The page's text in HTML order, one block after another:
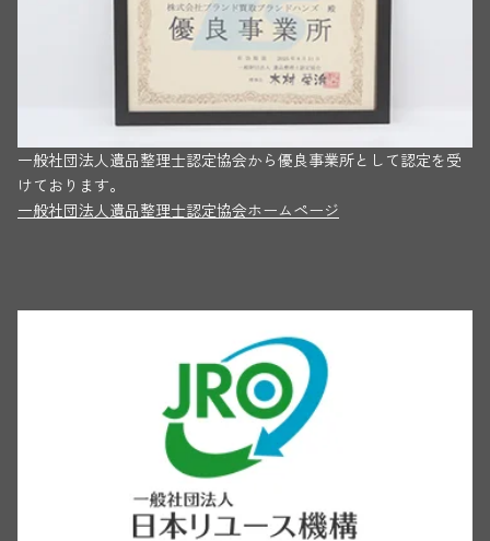
一般社団法人遺品整理士認定協会から優良事業所として認定を受
けております。
一般社団法人遺品整理士認定協会ホームページ